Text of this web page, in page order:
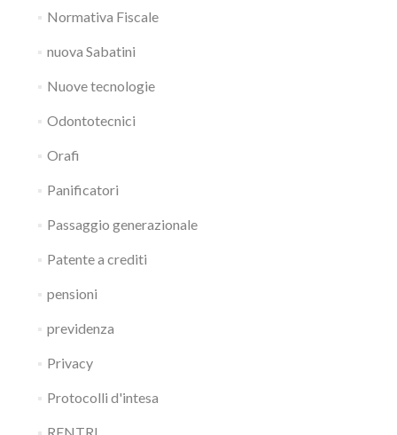
Normativa Fiscale
nuova Sabatini
Nuove tecnologie
Odontotecnici
Orafi
Panificatori
Passaggio generazionale
Patente a crediti
pensioni
previdenza
Privacy
Protocolli d'intesa
RENTRI